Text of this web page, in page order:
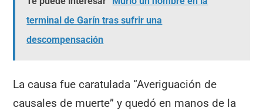
terminal de Garín tras sufrir una
descompensación
La causa fue caratulada “Averiguación de
causales de muerte” y quedó en manos de la